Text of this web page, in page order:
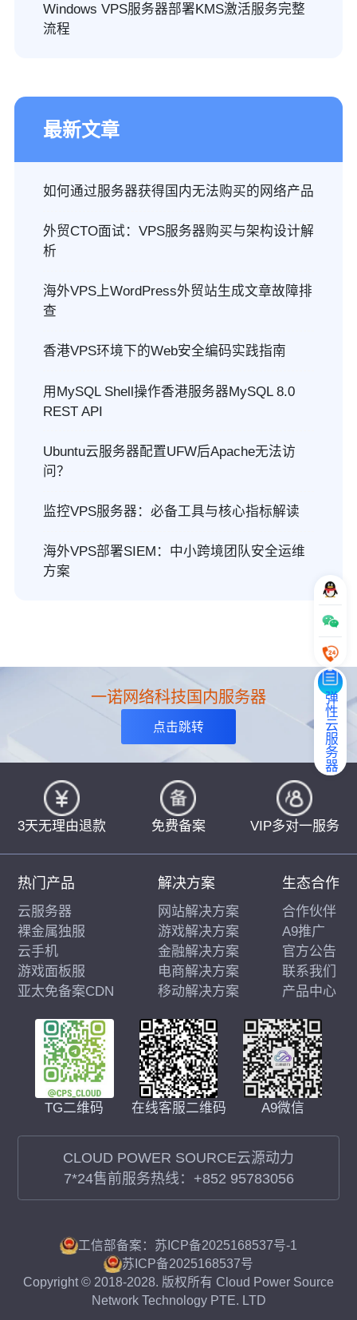
Windows VPS服务器部署KMS激活服务完整
流程
最新文章
如何通过服务器获得国内无法购买的网络产品
外贸CTO面试：VPS服务器购买与架构设计解
析
海外VPS上WordPress外贸站生成文章故障排
查
香港VPS环境下的Web安全编码实践指南
用MySQL Shell操作香港服务器MySQL 8.0
REST API
Ubuntu云服务器配置UFW后Apache无法访
问？
监控VPS服务器：必备工具与核心指标解读
海外VPS部署SIEM：中小跨境团队安全运维
方案
弹性云服务器
一诺网络科技国内服务器
点击跳转
3天无理由退款 免费备案 VIP多对一服务
TG二维码 在线客服二维码 A9微信
CLOUD POWER SOURCE云源动力
7*24售前服务热线： +852 95783056
热门产品
云服务器
裸金属独服
云手机
游戏面板服
亚太免备案CDN
解决方案
网站解决方案
游戏解决方案
金融解决方案
电商解决方案
移动解决方案
生态合作
合作伙伴
A9推广
官方公告
联系我们
产品中心
工信部备案：苏ICP备2025168537号-1
苏ICP备2025168537号
Copyright © 2018-2028. 版权所有 Cloud Power Source
Network Technology PTE. LTD